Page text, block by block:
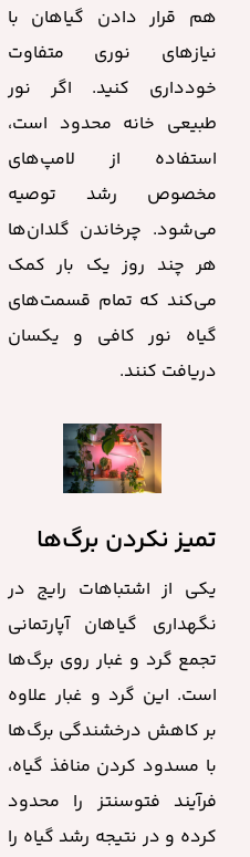
هم قرار دادن گیاهان با
نیازهای نوری متفاوت
خودداری کنید. اگر نور
طبیعی خانه محدود است،
استفاده از لامپ‌های
مخصوص رشد توصیه
می‌شود. چرخاندن گلدان‌ها
هر چند روز یک بار کمک
می‌کند که تمام قسمت‌های
گیاه نور کافی و یکسان
دریافت کنند.
تمیز نکردن برگ‌ها
یکی از اشتباهات رایج در
نگهداری گیاهان آپارتمانی
تجمع گرد و غبار روی برگ‌ها
است. این گرد و غبار علاوه
بر کاهش درخشندگی برگ‌ها
با مسدود کردن منافذ گیاه،
فرآیند فتوسنتز را محدود
کرده و در نتیجه رشد گیاه را